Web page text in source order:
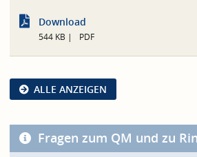
Download
544 KB PDF
ALLE ANZEIGEN
Fragen zum QM und zu